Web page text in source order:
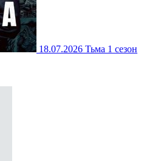
18.07.2026 Тьма 1 сезон